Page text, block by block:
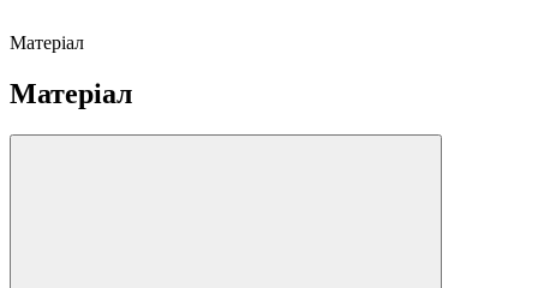
Матеріал
Матеріал